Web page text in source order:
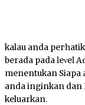
kalau anda
berada pada ӏеνеӏ
menentukan Siapa
anda inginkan dan
keluarkan.